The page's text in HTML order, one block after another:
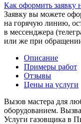
Как оформить заявку
Заявку вы можете
на горячую линию,
в мессенджера
или же при
Описание
Примеры работ
Отзывы
Цены на услуги
Вызов мастера для
оборудованием.
Услуги газовщика в